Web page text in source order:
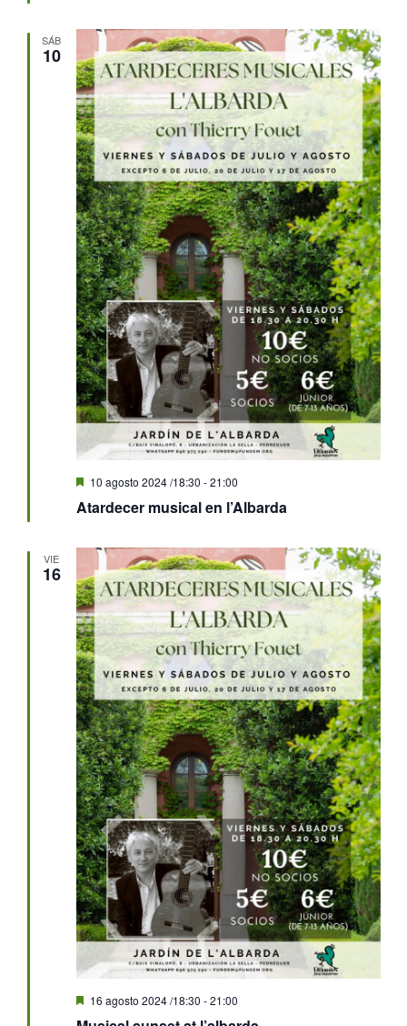
SÁB
10
Atardecer musical en l’Albarda
Destacado
10 agosto 2024 /18:30 -21:00
VIE
16
Destacado
16 agosto 2024 /18:30 -21:00